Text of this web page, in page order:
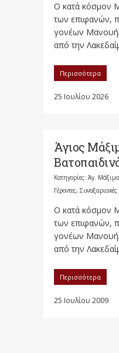
Ο κατά κόσμον
των επιφανών,
γονέων Μανουήλ
από την
Περισσότερα
25 Ιουλίου 2026
Άγιος
Κατηγορίες: Άγ.
Γέροντες,
Ο κατά κόσμον
των επιφανών,
γονέων Μανουήλ
από την
Περισσότερα
25 Ιουλίου 2009